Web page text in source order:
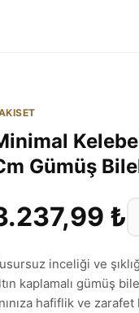
Gümüş
₺
inceliği ve
kaplamalı gümüş
hafiflik ve